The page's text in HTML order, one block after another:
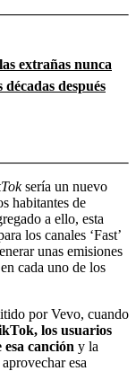
extrañas nunca
después
sería un nuevo
habitantes de
a ello, esta
los canales ‘Fast’
unas emisiones
cada uno de los
por Vevo, cuando
los usuarios
canción y la
esa